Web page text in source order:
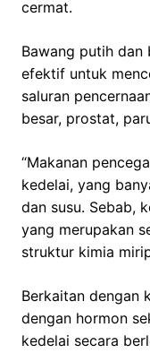
cermat.
Bawang putih dan
efektif untuk
saluran
besar, prostat,
“Makanan
kedelai, yang
dan susu. Sebab,
yang merupakan
struktur kimia
Berkaitan dengan
dengan hormon
kedelai secara